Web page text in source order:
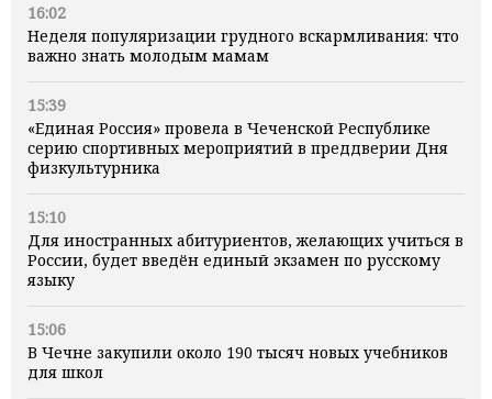
16:02
Неделя популяризации грудного вскармливания: что
важно знать молодым мамам
15:39
«Единая Россия» провела в Чеченской Республике
серию спортивных мероприятий в преддверии Дня
физкультурника
15:10
Для иностранных абитуриентов, желающих учиться в
России, будет введён единый экзамен по русскому
языку
15:06
В Чечне закупили около 190 тысяч новых учебников
для школ